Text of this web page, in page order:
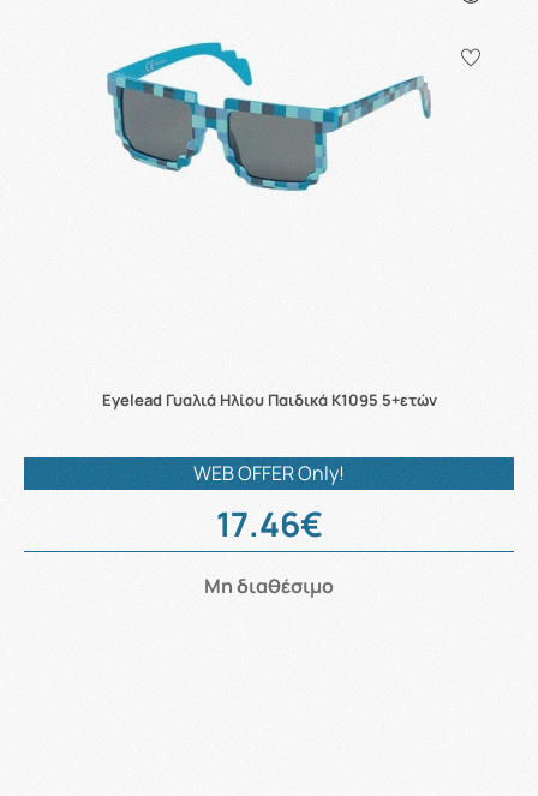
Eyelead Γυαλιά Ηλίου Παιδικά K1095 5+ετών
WEB OFFER Only!
17.46€
Μη διαθέσιμο